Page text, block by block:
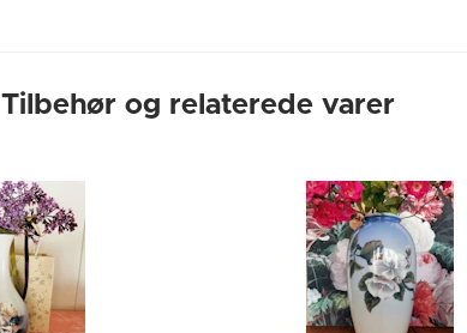
Tilbehør og relaterede varer